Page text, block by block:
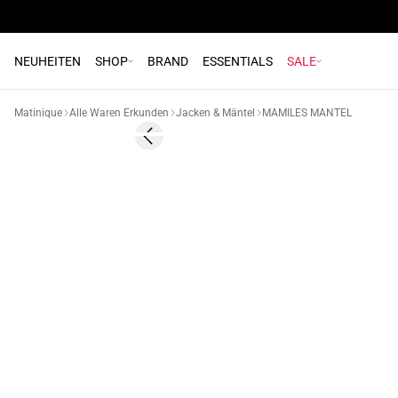
NEUHEITEN SHOP BRAND ESSENTIALS SALE
Matinique Alle Waren Erkunden Jacken & Mäntel MAMILES MANTEL
Previous slide